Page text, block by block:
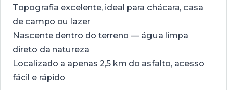
Topografia excelente, ideal para chácara, casa
de campo ou lazer
Nascente dentro do terreno — água limpa
direto da natureza
Localizado a apenas 2,5 km do asfalto, acesso
fácil e rápido